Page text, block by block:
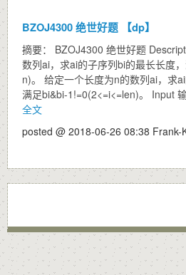
BZOJ4300 绝世好题 【dp】
摘要： BZOJ4300 绝世好题
数列ai，求ai的子序列bi的最长长度
n)。 给定一个长度为n的数列ai，求
满足bi&bi-1!=0(2<=i<=len)。 Input
全文
posted @ 2018-06-26 08:38 Frank-